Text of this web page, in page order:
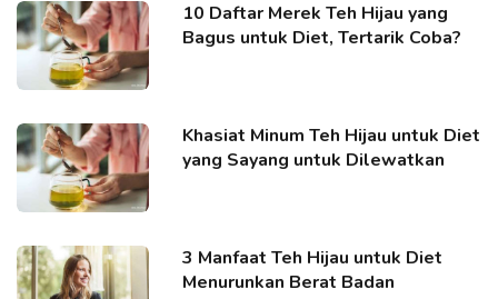
10 Daftar Merek Teh Hijau yang
Bagus untuk Diet, Tertarik Coba?
Khasiat Minum Teh Hijau untuk Diet
yang Sayang untuk Dilewatkan
3 Manfaat Teh Hijau untuk Diet
Menurunkan Berat Badan